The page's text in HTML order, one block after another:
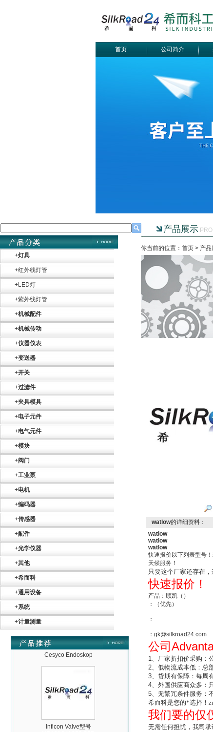
首页 公司简介
+灯具
+红外线灯管
+LED灯
+紫外线灯管
+机械配件
+机械传动
+仪器仪表
+变送器
+开关
+过滤件
+夹具模具
+电子元件
+电气元件
+模块
+阀门
+工业泵
+电机
+编码器
+传感器
+配件
+光学仪器
+其他
+希而科
+通用设备
+系统
+计量测量
SR+KH-AFB AF24-
德国HBM
ZIGOR
5BA00-0AA0
Cesyco Endoskop
HTO 38 内窥镜
VSA016-X 250-255
产品展示
你当前的位置：首页 > 产品
watlow的详细资料：
watlow
watlow
watlow
快速报价以下列表型号
天候服务！
只要这个厂家还存在
快速报价！
产品：顾凯（）
：（优先）
：
：gk@silkroad24.com
公司
1、厂家折扣价采购：
2、低物流成本低：总
3、货期有保障：每周
4、外国供应商众多：
5、无繁冗条件服务：
希而科是您的*选择！
我们要的仅
无需任何担忧，我司承